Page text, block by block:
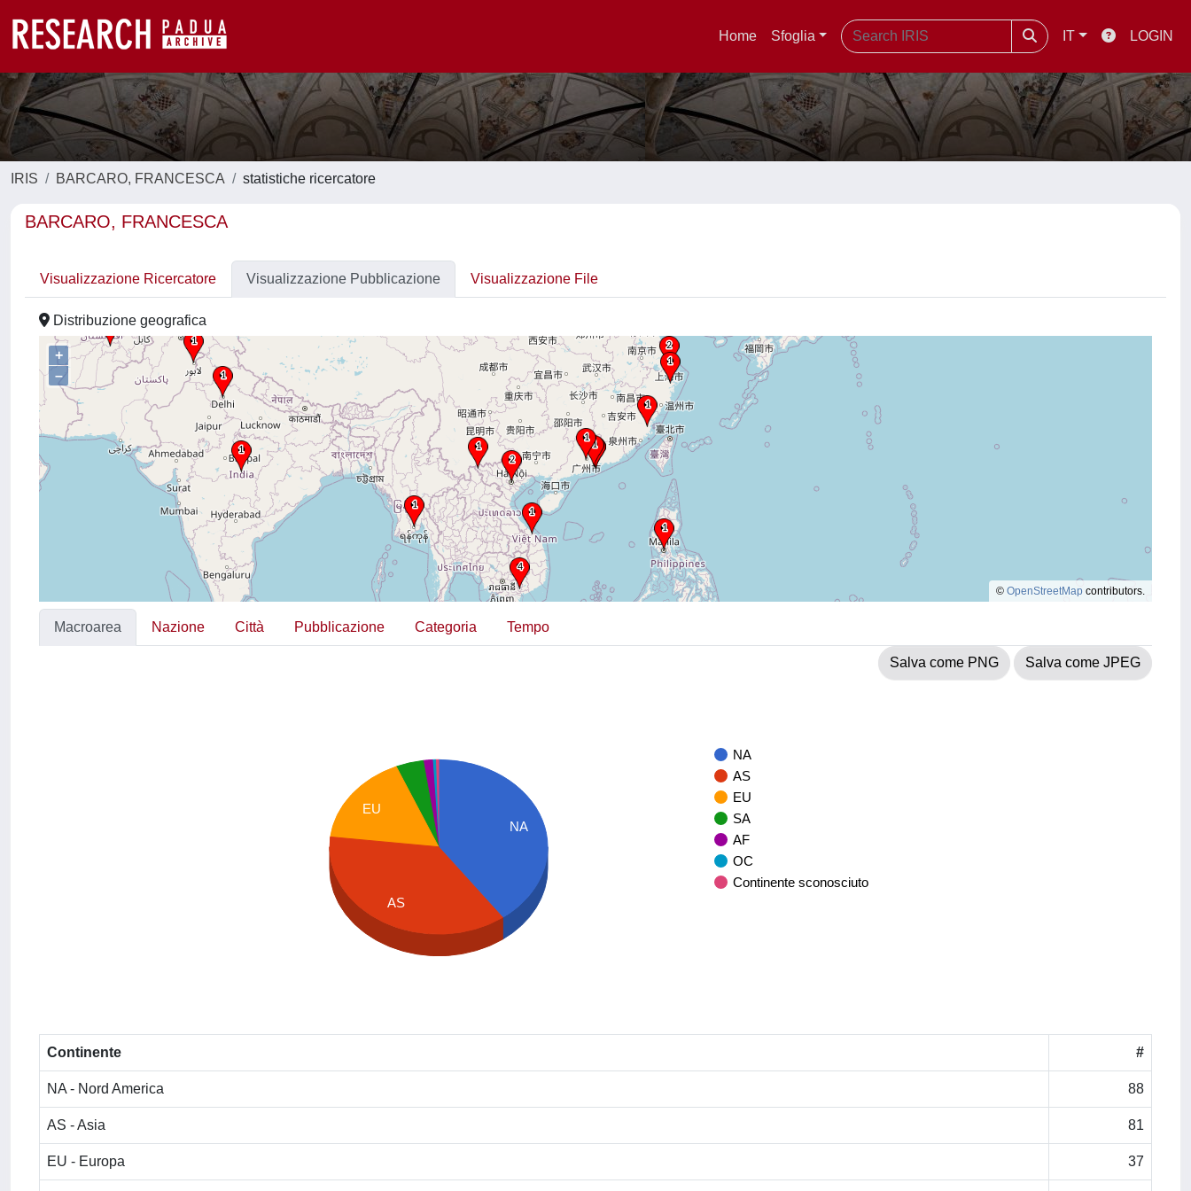
Home Sfoglia IT LOGIN
IRIS BARCARO, FRANCESCA statistiche ricercatore
BARCARO, FRANCESCA
Visualizzazione Ricercatore Visualizzazione Pubblicazione Visualizzazione File
Distribuzione geografica
+
–
© OpenStreetMap contributors.
Macroarea Nazione Città Pubblicazione Categoria Tempo
Salva come PNG Salva come JPEG
NA
AS
EU
SA
AF
OC
Continente sconosciuto
NA
EU
AS
Continente #
NA - Nord America 88
AS - Asia 81
EU - Europa 37